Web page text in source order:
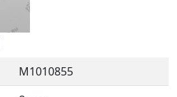
М1010855